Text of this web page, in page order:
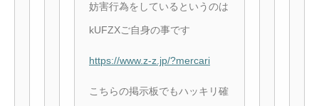
妨害行為をしているというのは
kUFZXご自身の事です
https://www.z-z.jp/?mercari
こちらの掲示板でもハッキリ確